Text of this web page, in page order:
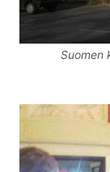
Suomen